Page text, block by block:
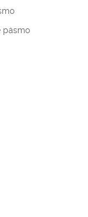
pásmo